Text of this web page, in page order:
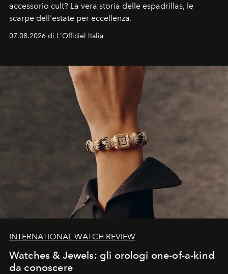
accessorio cult? La vera storia delle espadrillas, le
scarpe dell'estate per eccellenza.
07.08.2026 di L'Officiel Italia
INTERNATIONAL WATCH REVIEW
Watches & Jewels: gli orologi one-of-a-kind
da conoscere